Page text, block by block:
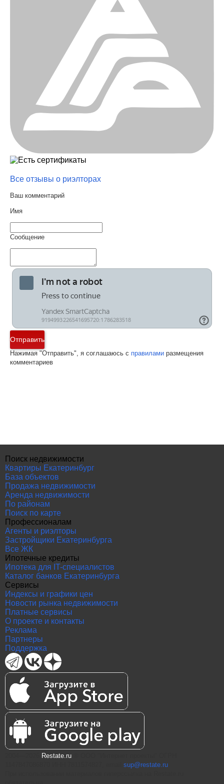
Все отзывы о риэлторах
Ваш комментарий
Имя
Сообщение
Отправить
Нажимая "Отправить", я соглашаюсь с правилами размещения
комментариев
Поиск недвижимости
Квартиры Екатеринбург
База объектов
Продажа недвижимости
Аренда недвижимости
По районам
Поиск по карте
Профессионалам
Агенты и риэлторы
Застройщики Екатеринбурга
Все ЖК
Ипотечные кредиты
Ипотека для IT-специалистов
Каталог банков Екатеринбурга
Сервисы
Индексы и графики цен
Новости рынка недвижимости
Платные сервисы
О проекте и контакты
Реклама
Партнеры
Поддержка
Restate.ru
sup@restate.ru